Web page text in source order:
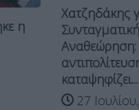
Χατζηδάκης για
Συνταγματική
Αναθεώρηση: Η
αντιπολίτευση
καταψηφίζει...
27 Ιουλίου,